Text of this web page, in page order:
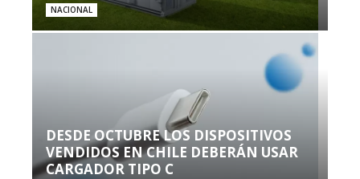
NACIONAL
DESDE OCTUBRE LOS DISPOSITIVOS
VENDIDOS EN CHILE DEBERÁN USAR
CARGADOR TIPO C